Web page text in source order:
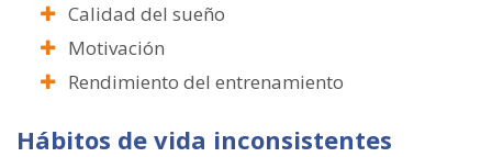
Calidad del sueño
Motivación
Rendimiento del entrenamiento
Hábitos de vida inconsistentes